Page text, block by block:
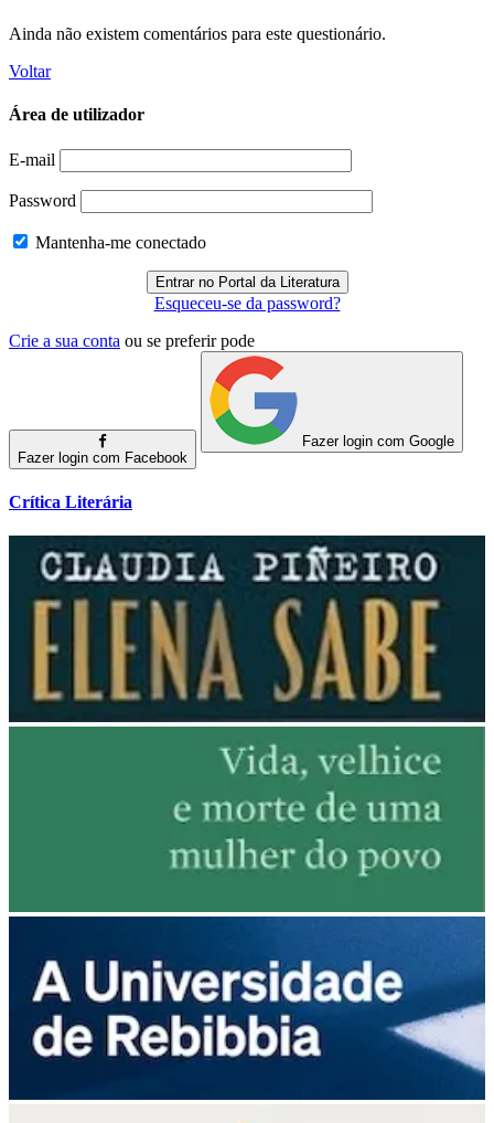
Ainda não existem comentários para este questionário.
Voltar
Área de utilizador
E-mail
Password
Mantenha-me conectado
Esqueceu-se da password?
Crie a sua conta ou se preferir pode
Fazer login com Facebook
Fazer login com Google
Crítica Literária